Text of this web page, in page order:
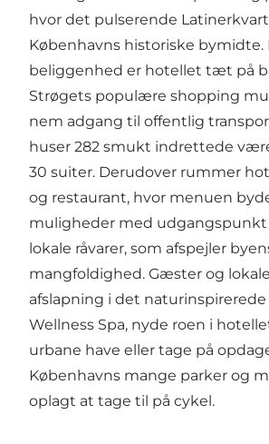
hvor det pulserende
Københavns historiske bymidte.
beliggenhed er hotellet tæt på
Strøgets populære shopping
nem adgang til offentlig
huser 282 smukt indrettede
30 suiter. Derudover rummer
og restaurant, hvor menuen
muligheder med
lokale råvarer, som afspejler
mangfoldighed. Gæster og
afslapning i det naturinspirerede
Wellness Spa, nyde roen i
urbane have eller tage på
Københavns mange parker og
oplagt at tage til på cykel.